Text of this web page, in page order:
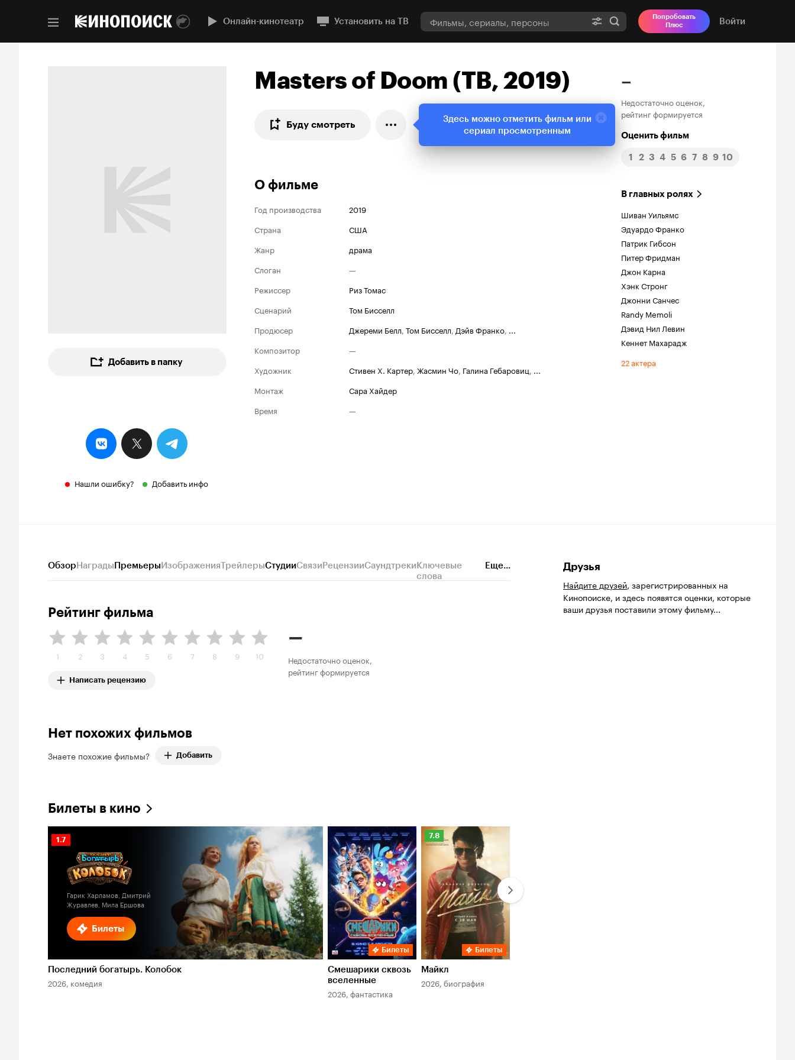
Онлайн-кинотеатр Установить на ТВ
Попробовать
Плюс
Войти
Добавить в папку
Нашли ошибку? Добавить инфо
Masters of Doom (ТВ, 2019)
Буду смотреть
–
Недостаточно оценок,
рейтинг формируется
Оценить фильм
1 2 3 4 5 6 7 8 9 10
О фильме
Год производства
2019
Страна
США
Жанр
драма
Слоган
—
Режиссер
Риз Томас
Сценарий
Том Бисселл
Продюсер
Джереми Белл, Том Бисселл, Дэйв Франко, ...
Композитор
—
Художник
Стивен Х. Картер, Жасмин Чо, Галина Гебаровиц, ...
Монтаж
Сара Хайдер
Время
—
В главных ролях
Шиван Уильямс
Эдуардо Франко
Патрик Гибсон
Питер Фридман
Джон Карна
Хэнк Стронг
Джонни Санчес
Randy Memoli
Дэвид Нил Левин
Кеннет Махарадж
22 актера
ОбзорНаградыПремьерыИзображенияТрейлерыСтудииСвязиРецензииСаундтрекиКлючевые
слова
Еще...
Рейтинг фильма
1 2 3 4 5 6 7 8 9 10
Написать рецензию
–
Недостаточно оценок,
рейтинг формируется
Нет похожих фильмов
Знаете похожие фильмы? Добавить
Билеты в кино
Билеты
Рейтинг
Кинопоиска
1.7
Гарик Харламов, Дмитрий
Журавлев, Мила Ершова
Последний богатырь. Колобок
2026, комедия
Билеты
Смешарики сквозь
вселенные
2026, фантастика
Рейтинг
Кинопоиска
7.8
Билеты
Майкл
2026, биография
Друзья
Найдите друзей, зарегистрированных на
Кинопоиске, и здесь появятся оценки, которые
ваши друзья поставили этому фильму...
Здесь можно отметить фильм или
сериал просмотренным